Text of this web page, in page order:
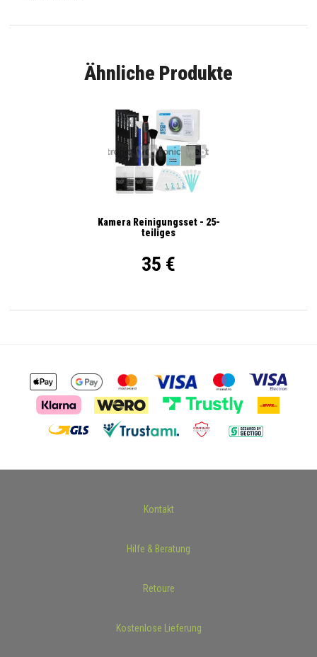
Ähnliche Produkte
Kamera Reinigungsset - 25-
teiliges
35 €
Kontakt
Hilfe & Beratung
Retoure
Kostenlose Lieferung